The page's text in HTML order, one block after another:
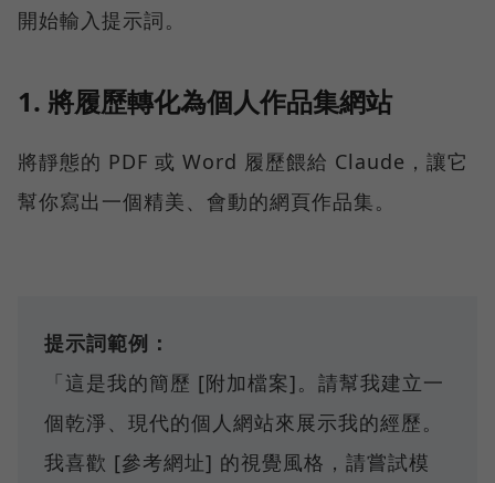
開始輸入提示詞。
1. 將履歷轉化為個人作品集網站
將靜態的 PDF 或 Word 履歷餵給 Claude，讓它
幫你寫出一個精美、會動的網頁作品集。
提示詞範例：
「這是我的簡歷 [附加檔案]。請幫我建立一
個乾淨、現代的個人網站來展示我的經歷。
我喜歡 [參考網址] 的視覺風格，請嘗試模